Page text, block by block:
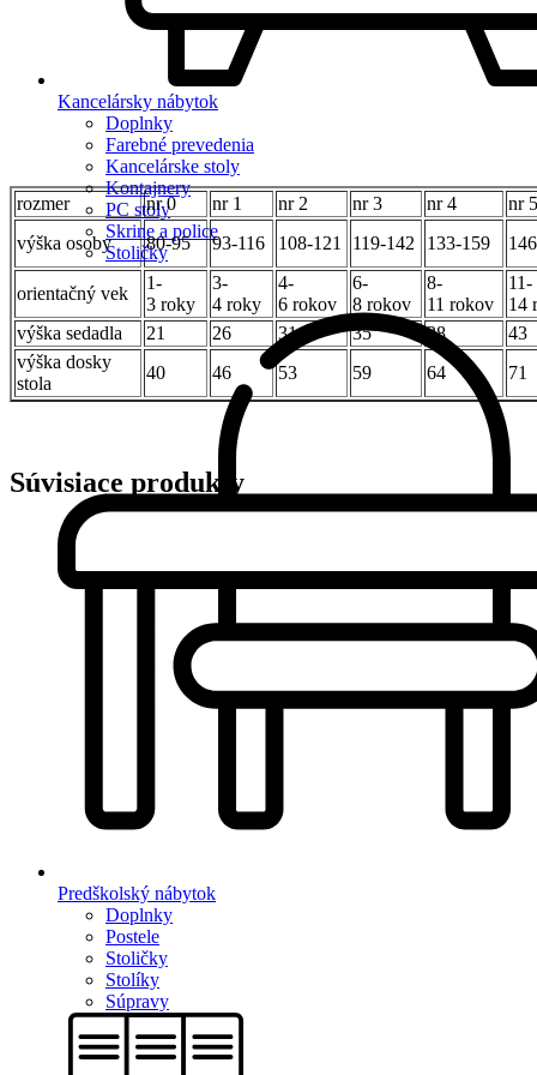
Kancelársky nábytok
Doplnky
Farebné prevedenia
Kancelárske stoly
Kontajnery
PC stoly
Skrine a police
Stoličky
Predškolský nábytok
Doplnky
Postele
Stoličky
Stolíky
Súpravy
rozmer nr 0 nr 1 nr 2 nr 3 nr 4
nr 5
výška osoby
80-95 93-116 108-121 119-142 133-159
orientačný vek
1-
3 roky
3-
4 roky
4-
6 rokov
6-
8 rokov
8-
11 rokov
11-
14
výška sedadla
21 26 31 35 38
43
výška dosky
stola
40 46 53 59 64 71
Súvisiace produkty